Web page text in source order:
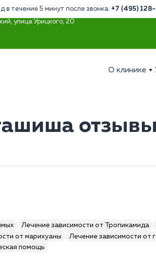
течение 5 минут после звонка: +7 (495)
улица Урицкого, 20
О клинике
Лечение зависимости от Тропикамида
от марихуаны Лечение зависимости от
помощь